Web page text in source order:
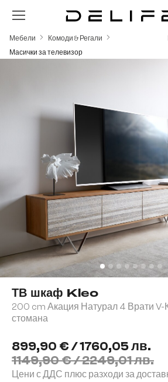
Преминете към основното
Мебели
Комоди & Регали
Масички за телевизор
ТВ шкаф Kleo
200 cm Акация Натурал 4 Врати
стомана
899,90 € / 1760,05 лв.
1149,90 € / 2249,01 лв.
Цени с ДДС плюс разходи за